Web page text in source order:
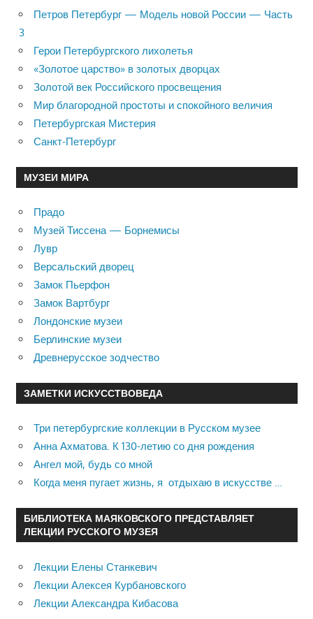
Петров Петербург — Модель новой России — Часть
3
Герои Петербургского лихолетья
«Золотое царство» в золотых дворцах
Золотой век Российского просвещения
Мир благородной простоты и спокойного величия
Петербургская Мистерия
Санкт-Петербург
МУЗЕИ МИРА
Прадо
Музей Тиссена — Борнемисы
Лувр
Версальский дворец
Замок Пьерфон
Замок Вартбург
Лондонские музеи
Берлинские музеи
Древнерусское зодчество
ЗАМЕТКИ ИСКУССТВОВЕДА
Три петербургские коллекции в Русском музее
Анна Ахматова. К 130-летию со дня рождения
Ангел мой, будь со мной
Когда меня пугает жизнь, я отдыхаю в искусстве …
БИБЛИОТЕКА МАЯКОВСКОГО ПРЕДСТАВЛЯЕТ
ЛЕКЦИИ РУССКОГО МУЗЕЯ
Лекции Елены Станкевич
Лекции Алексея Курбановского
Лекции Александра Кибасова